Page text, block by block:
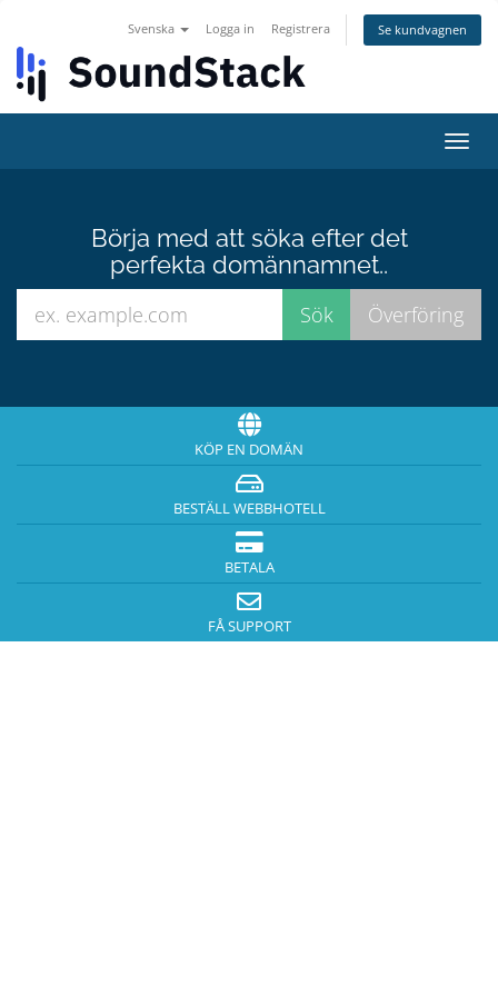
Svenska Logga in Registrera Se kundvagnen
Växla
Börja med att söka efter det
perfekta domännamnet..
KÖP EN DOMÄN
BESTÄLL WEBBHOTELL
BETALA
FÅ SUPPORT